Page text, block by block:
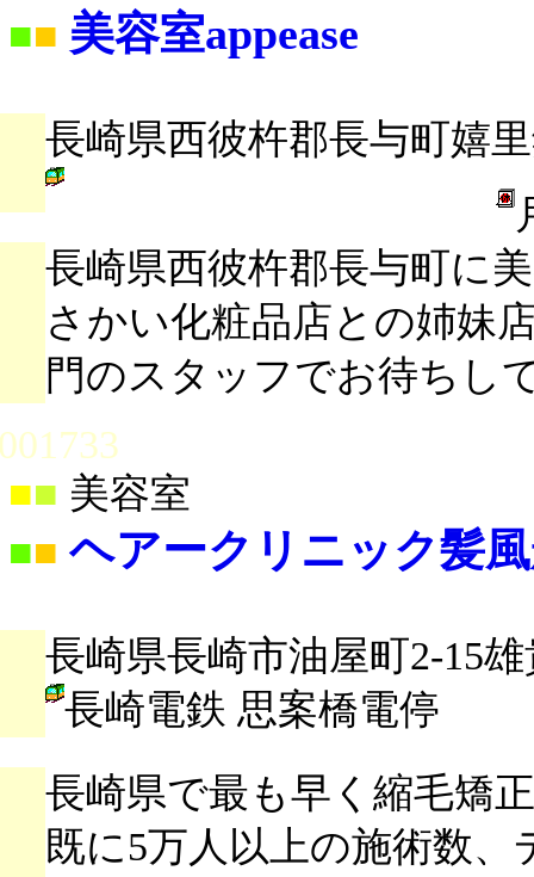
■■ 美容室appease
長崎県西彼杵郡長与町嬉
長崎県西彼杵郡長与町に
さかい化粧品店との姉妹
門のスタッフでお待ちし
■ 美容室
■■ ヘアークリニック髪
長崎県長崎市油屋町2-15
長崎電鉄 思案橋電停
長崎県で最も早く縮毛矯
既に5万人以上の施術数